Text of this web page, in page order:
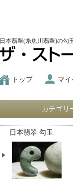
日本翡翠(糸魚川翡翠)の勾
トップ マイ
カテゴリ
日本翡翠 勾玉